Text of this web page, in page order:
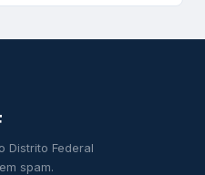
Distrito Federal
spam.